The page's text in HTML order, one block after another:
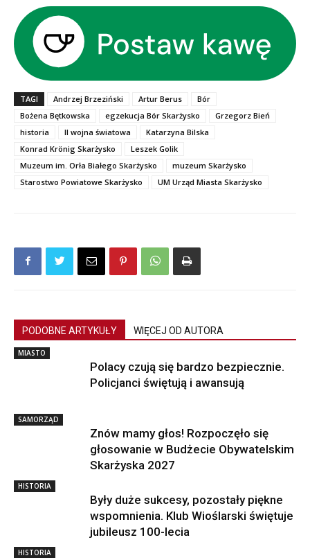
TAGI Andrzej Brzeziński Artur Berus
Bór
Bożena Bętkowska
egzekucja Bór Skarżysko
Grzegorz Bień
historia
II wojna światowa
Katarzyna Bilska
Konrad Krönig Skarżysko
Leszek Golik
Muzeum im. Orła Białego Skarżysko
muzeum Skarżysko
Starostwo Powiatowe Skarżysko
UM Urząd Miasta Skarżysko
PODOBNE ARTYKUŁY WIĘCEJ OD AUTORA
MIASTO
Polacy czują się bardzo bezpiecznie.
Policjanci świętują i awansują
SAMORZĄD
Znów mamy głos! Rozpoczęło się
głosowanie w Budżecie Obywatelskim
Skarżyska 2027
HISTORIA
Były duże sukcesy, pozostały piękne
wspomnienia. Klub Wioślarski świętuje
jubileusz 100-lecia
HISTORIA